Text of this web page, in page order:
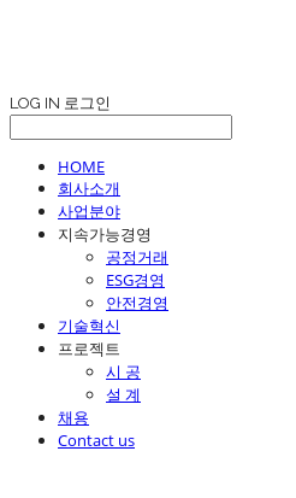
LOG IN 로그인
HOME
회사소개
사업분야
지속가능경영
공정거래
ESG경영
안전경영
기술혁신
프로젝트
시 공
설 계
채용
Contact us